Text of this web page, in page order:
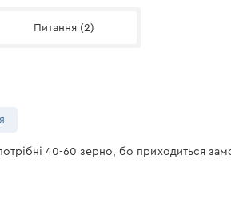
Питання (2)
40-60 зерно, бо приходиться